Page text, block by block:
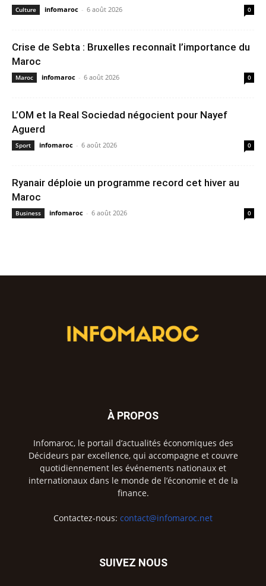
Culture infomaroc - 6 août 2026 0
Crise de Sebta : Bruxelles reconnaît l’importance du
Maroc
Maroc infomaroc - 6 août 2026 0
L’OM et la Real Sociedad négocient pour Nayef
Aguerd
Sport infomaroc - 6 août 2026 0
Ryanair déploie un programme record cet hiver au
Maroc
Business infomaroc - 6 août 2026 0
À PROPOS
Infomaroc, le portail d’actualités économiques des
Décideurs par excellence, qui accompagne et couvre
quotidiennement les événements nationaux et
internationaux dans le monde de l’économie et de la
finance.
Contactez-nous: contact@infomaroc.net
SUIVEZ NOUS